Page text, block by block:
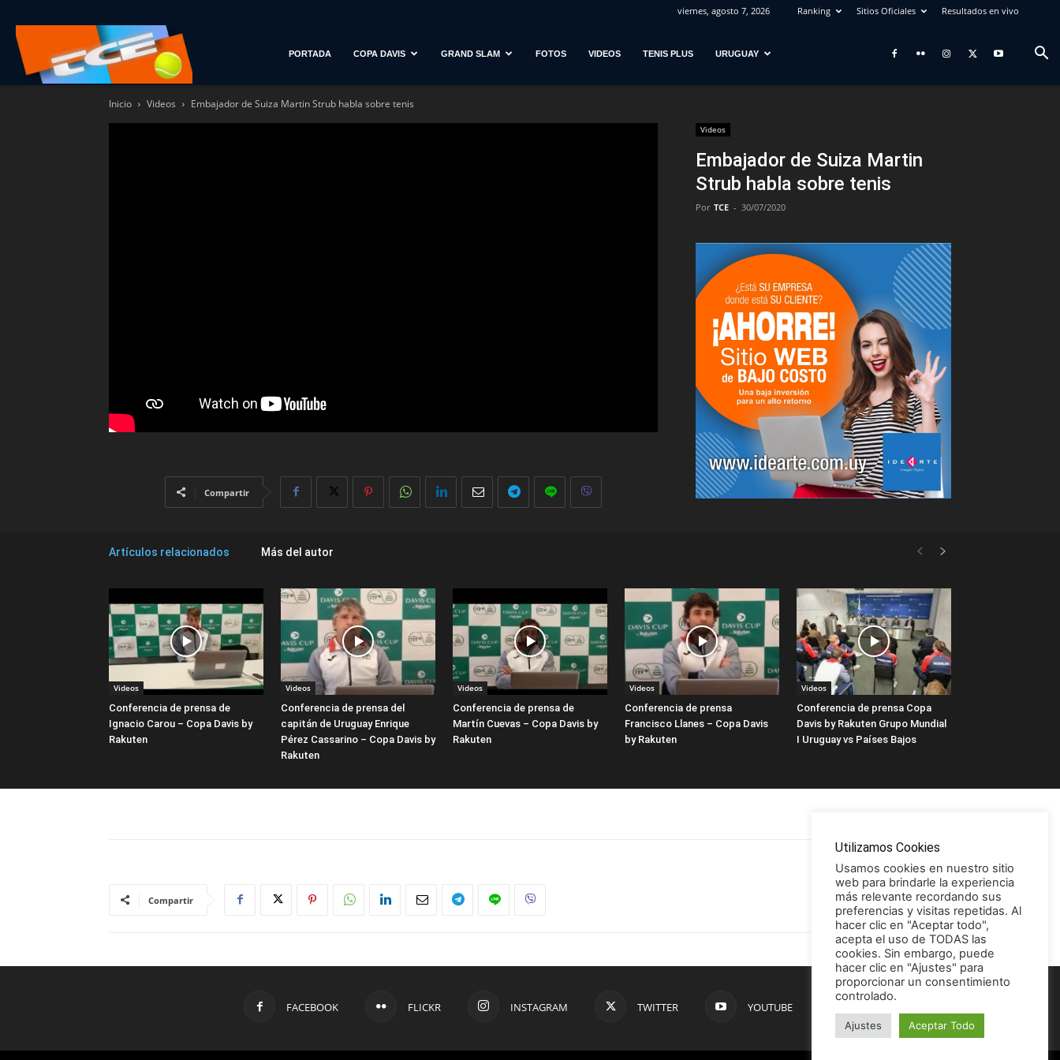
viernes, agosto 7, 2026 Ranking Sitios Oficiales Resultados en vivo
PORTADA COPA DAVIS GRAND SLAM FOTOS VIDEOS TENIS PLUS URUGUAY
Inicio Videos Embajador de Suiza Martin Strub habla sobre tenis
Videos
Embajador de Suiza Martin
Strub habla sobre tenis
Por TCE - 30/07/2020
Compartir
Artículos relacionados Más del autor
Videos
Conferencia de prensa de
Ignacio Carou – Copa Davis by
Rakuten
Videos
Conferencia de prensa del
capitán de Uruguay Enrique
Pérez Cassarino – Copa Davis by
Rakuten
Videos
Conferencia de prensa de
Martín Cuevas – Copa Davis by
Rakuten
Videos
Conferencia de prensa
Francisco Llanes – Copa Davis
by Rakuten
Videos
Conferencia de prensa Copa
Davis by Rakuten Grupo Mundial
I Uruguay vs Países Bajos
Compartir
FACEBOOK FLICKR INSTAGRAM TWITTER YOUTUBE
Utilizamos Cookies
Usamos cookies en nuestro sitio
web para brindarle la experiencia
más relevante recordando sus
preferencias y visitas repetidas. Al
hacer clic en "Aceptar todo",
acepta el uso de TODAS las
cookies. Sin embargo, puede
hacer clic en "Ajustes" para
proporcionar un consentimiento
controlado.
Ajustes Aceptar Todo